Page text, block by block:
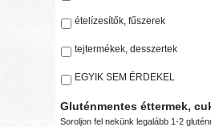
ételízesítők, fűszerek
tejtermékek, desszertek
EGYIK SEM ÉRDEKEL
Gluténmentes éttermek,
Soroljon fel nekünk legalább 1-2